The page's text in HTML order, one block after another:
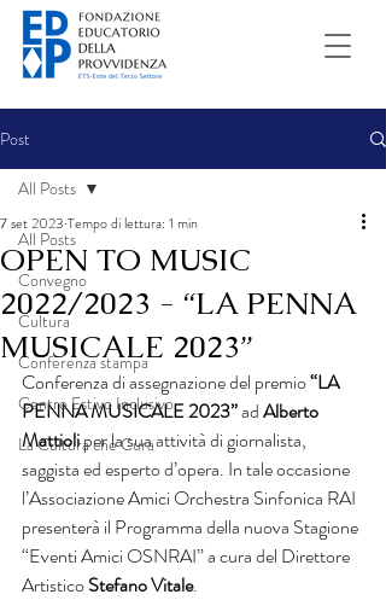
Post
All Posts
Convegno
Cultura
Conferenza stampa
Centro Estivo Inclusivo
La Cultura che Cura
All Posts
OPEN TO MUSIC
2022/2023 - “LA PENNA
MUSICALE 2023”
7 set 2023 Tempo di lettura: 1 min
Conferenza di assegnazione del premio “LA
PENNA MUSICALE 2023” ad Alberto
Mattioli per la sua attività di giornalista,
saggista ed esperto d’opera. In tale occasione
l’Associazione Amici Orchestra Sinfonica RAI
presenterà il Programma della nuova Stagione
“Eventi Amici OSNRAI” a cura del Direttore
Artistico Stefano Vitale.